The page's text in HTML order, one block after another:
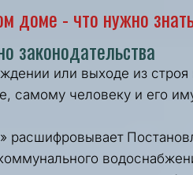
доме - что нужно
законодательства
или выходе из
самому человеку и его
расшифровывает